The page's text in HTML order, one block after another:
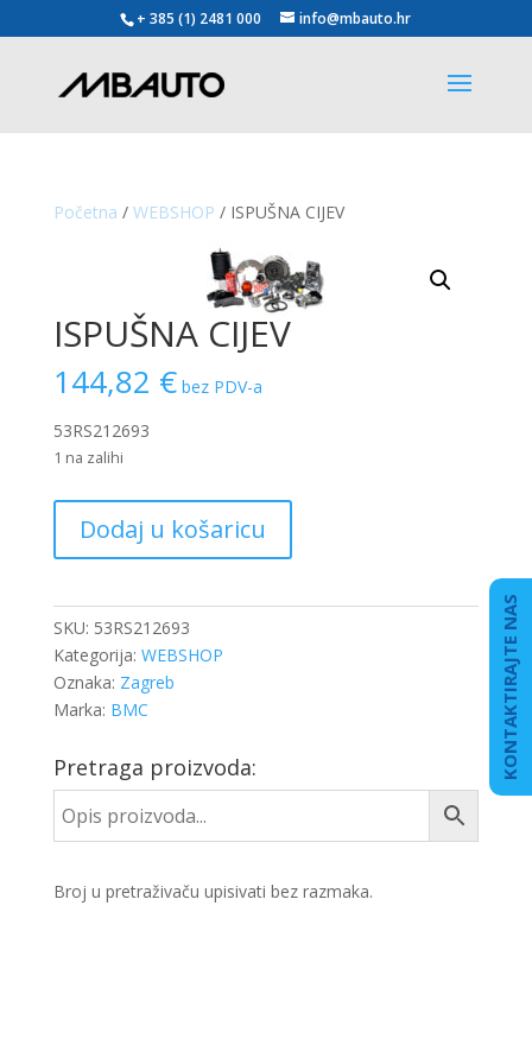
+ 385 (1) 2481 000 info@mbauto.hr
Početna / WEBSHOP / ISPUŠNA CIJEV
ISPUŠNA CIJEV
144,82 € bez PDV-a
53RS212693
1 na zalihi
CIJEV
količina
Dodaj u košaricu
SKU: 53RS212693
Kategorija: WEBSHOP
Oznaka: Zagreb
Marka: BMC
Pretraga proizvoda:
Broj u pretraživaču upisivati bez razmaka.
KONTAKTIRAJTE NAS